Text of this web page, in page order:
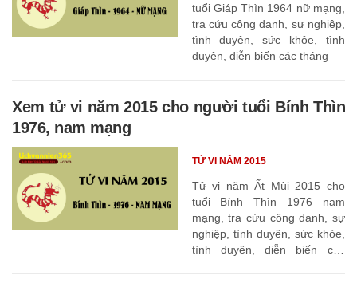
tuổi Giáp Thìn 1964 nữ mạng,
tra cứu công danh, sự nghiệp,
tình duyên, sức khỏe, tình
duyên, diễn biến các tháng
Xem tử vi năm 2015 cho người tuổi Bính Thìn
1976, nam mạng
Tử vi năm Ất Mùi 2015 cho
tuổi Bính Thìn 1976 nam
mạng, tra cứu công danh, sự
nghiệp, tình duyên, sức khỏe,
tình duyên, diễn biến các
TỬ VI NĂM 2015